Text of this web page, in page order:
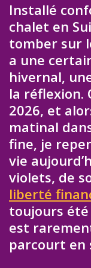
Installé
chalet en
tomber sur
a une
hivernal,
la réflexion.
2026, et
matinal
fine, je
vie
violets, de
liberté
toujours été
est
parcourt en